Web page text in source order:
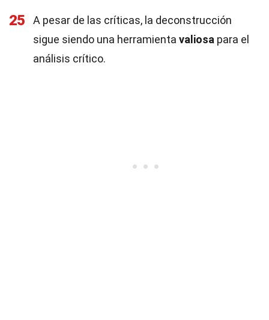
25
A pesar de las críticas, la deconstrucción
sigue siendo una herramienta valiosa para el
análisis crítico.